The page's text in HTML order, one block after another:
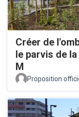
Créer de
le parvis de
M
Proposition